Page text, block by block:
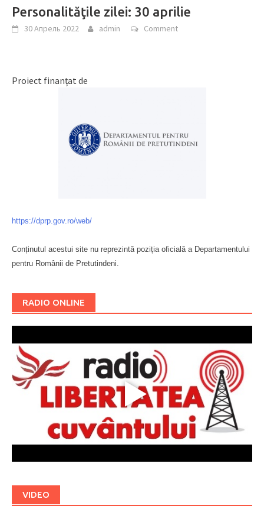
Personalităţile zilei: 30 aprilie
30 Апрель 2022 admin Comment
Proiect finanțat de
https://dprp.gov.ro/web/
Conținutul acestui site nu reprezintă poziția oficială a Departamentului
pentru Românii de Pretutindeni.
RADIO ONLINE
VIDEO